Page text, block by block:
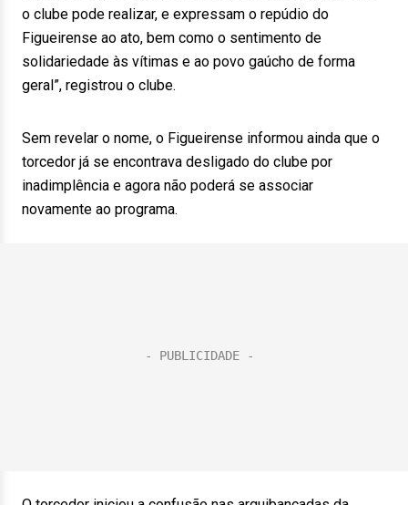
o clube pode realizar, e expressam o repúdio do
Figueirense ao ato, bem como o sentimento de
solidariedade às vítimas e ao povo gaúcho de forma
geral”, registrou o clube.
Sem revelar o nome, o Figueirense informou ainda que o
torcedor já se encontrava desligado do clube por
inadimplência e agora não poderá se associar
novamente ao programa.